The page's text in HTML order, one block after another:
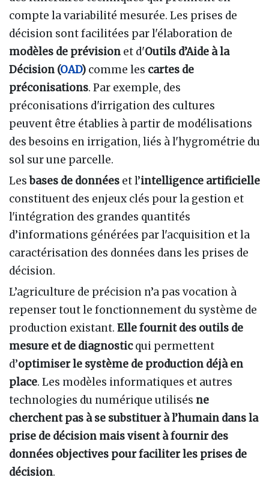
compte la variabilité mesurée. Les prises de
décision sont facilitées par l'élaboration de
modèles de prévision et d'Outils d’Aide à la
Décision (OAD) comme les cartes de
préconisations. Par exemple, des
préconisations d'irrigation des cultures
peuvent être établies à partir de modélisations
des besoins en irrigation, liés à l'hygrométrie du
sol sur une parcelle.
Lesbases de données et l’intelligence artificielle
constituent des enjeux clés pour la gestion et
l'intégration des grandes quantités
d’informations générées par l'acquisition et la
caractérisation des données dans les prises de
décision.
L’agriculture de précision n’a pas vocation à
repenser tout le fonctionnement du système de
production existant. Elle fournit des outils de
mesure et de diagnosticqui permettent
d’optimiser le système de production déjà en
place. Les modèles informatiques et autres
technologies du numérique utilisés ne
cherchent pas à se substituer à l’humain dans la
prise de décision mais visent à fournir des
données objectives pour faciliter les prises de
décision.